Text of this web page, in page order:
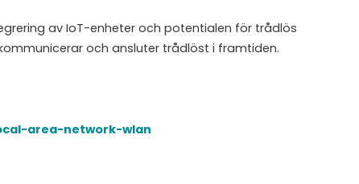
av IoT-enheter och potentialen för trådlös
och ansluter trådlöst i framtiden.
area-network-wlan